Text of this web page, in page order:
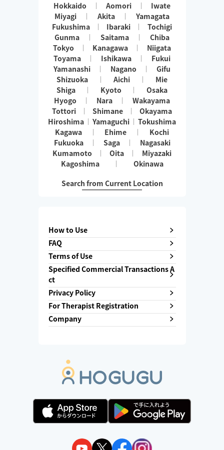
Hokkaido Aomori
Iwate
Miyagi
Akita
Yamagata
Fukushima
Ibaraki
Tochigi
Gunma
Saitama
Chiba
Tokyo
Kanagawa
Niigata
Toyama
Ishikawa
Fukui
Yamanashi
Nagano
Gifu
Shizuoka
Aichi
Mie
Shiga
Kyoto
Osaka
Hyogo
Nara
Wakayama
Tottori
Shimane
Okayama
Hiroshima
Yamaguchi
Tokushima
Kagawa
Ehime
Kochi
Fukuoka
Saga
Nagasaki
Kumamoto
Oita
Miyazaki
Kagoshima
Okinawa
Search from Current Location
How to Use
FAQ
Terms of Use
Specified Commercial Transactions A
ct
Privacy Policy
For Therapist Registration
Company